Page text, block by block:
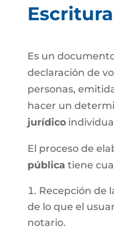
Es un
declaración de
personas,
hacer un
jurídico
El proceso de
pública tiene
Recepción de
de lo que el
notario.